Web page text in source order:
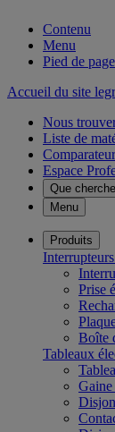
Contenu
Menu
Pied de page
Accueil du site
Nous
Liste de
Comparateur
Espace
Que
Menu
Produits
Prise
Boîte
Tableaux
Gaine